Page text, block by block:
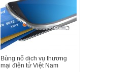
Bùng nổ dịch vụ thương
mại điện tử Việt Nam